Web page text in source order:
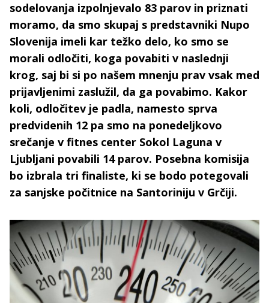
sodelovanja izpolnjevalo 83 parov in priznati
moramo, da smo skupaj s predstavniki Nupo
Slovenija imeli kar težko delo, ko smo se
morali odločiti, koga povabiti v naslednji
krog, saj bi si po našem mnenju prav vsak med
prijavljenimi zaslužil, da ga povabimo. Kakor
koli, odločitev je padla, namesto sprva
predvidenih 12 pa smo na ponedeljkovo
srečanje v fitnes center Sokol Laguna v
Ljubljani povabili 14 parov. Posebna komisija
bo izbrala tri finaliste, ki se bodo potegovali
za sanjske počitnice na Santoriniju v Grčiji.